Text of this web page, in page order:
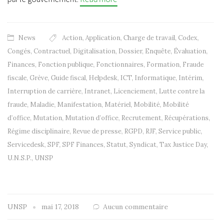
News Action, Application, Charge de travail, Codex,
Congés, Contractuel, Digitalisation, Dossier, Enquête, Évaluation,
Finances, Fonction publique, Fonctionnaires, Formation, Fraude
fiscale, Grève, Guide fiscal, Helpdesk, ICT, Informatique, Intérim,
Interruption de carrière, Intranet, Licenciement, Lutte contre la
fraude, Maladie, Manifestation, Matériel, Mobilité, Mobilité
d’office, Mutation, Mutation d’office, Recrutement, Récupérations,
Régime disciplinaire, Revue de presse, RGPD, RJF, Service public,
Servicedesk, SPF, SPF Finances, Statut, Syndicat, Tax Justice Day,
U.N.S.P., UNSP
UNSP mai 17, 2018 Aucun commentaire